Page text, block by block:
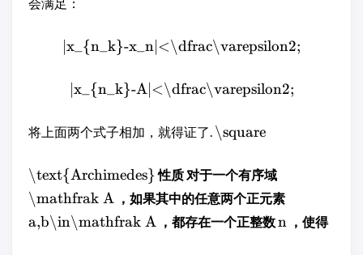
|x_{n_k}-x_n|<\dfrac\varepsilon2;
|x_{n_k}-A|<\dfrac\varepsilon2;
将上面两个式子相加，就得证了. \square
\text{Archimedes}性质 对于一个有序域
\mathfrak A ，如果其中的任意两个正元素
a,b\in\mathfrak A ，都存在一个正整数n ，使得